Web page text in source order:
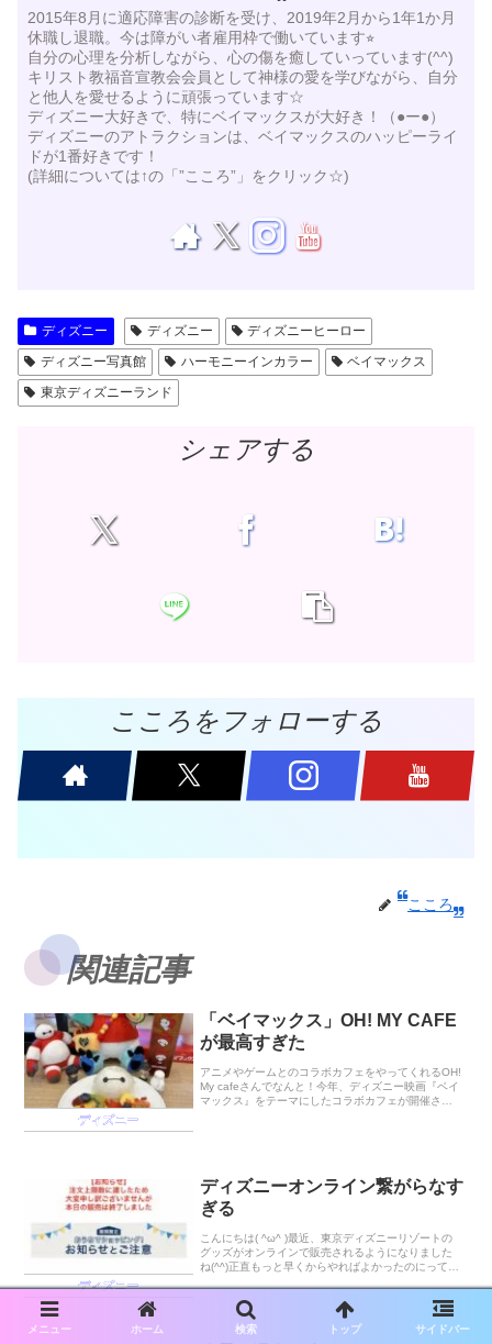
2015年8月に適応障害の診断を受け、2019年2月から1年1か月
休職し退職。今は障がい者雇用枠で働いています⭐︎
自分の心理を分析しながら、心の傷を癒していっています(^^)
キリスト教福音宣教会会員として神様の愛を学びながら、自分
と他人を愛せるように頑張っています☆
ディズニー大好きで、特にベイマックスが大好き！（●ー●）
ディズニーのアトラクションは、ベイマックスのハッピーライ
ドが1番好きです！
(詳細については↑の「”こころ”」をクリック☆)
ディズニー ディズニー
ディズニーヒーロー
ディズニー写真館
ハーモニーインカラー
ベイマックス
東京ディズニーランド
シェアする
こころをフォローする
こころ
関連記事
ディズニー
「ベイマックス」OH! MY CAFE
が最高すぎた
アニメやゲームとのコラボカフェをやってくれるOH!
My cafeさんでなんと！今年、ディズニー映画『ベイ
マックス』をテーマにしたコラボカフェが開催され
ディズニー
ディズニーオンライン繋がらなす
ぎる
こんにちは( ^ω^ )最近、東京ディズニーリゾートの
グッズがオンラインで販売されるようになりました
ね(^^)正直もっと早くからやればよかったのにって思
メニュー ホーム 検索 トップ サイドバー